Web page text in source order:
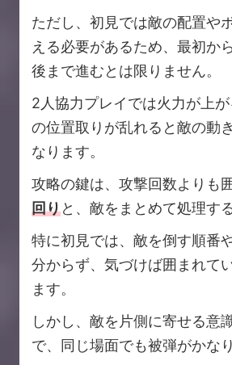
ただし、初見では敵の配置や
える必要があるため、最初か
後まで進むとは限りません。
2人協力プレイでは火力が上
の位置取りが乱れると敵の動
なります。
攻略の鍵は、攻撃回数よりも
回りと、敵をまとめて処理す
特に初見では、敵を倒す順番
分からず、気づけば囲まれて
ます。
しかし、敵を片側に寄せる意
で、同じ場面でも被弾がかな